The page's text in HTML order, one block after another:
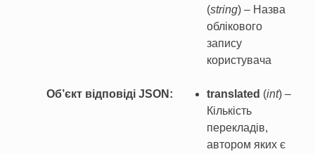
(string) – Назва
облікового
запису
користувача
Об’єкт відповіді JSON translated (int) –
Кількість
перекладів,
автором яких є